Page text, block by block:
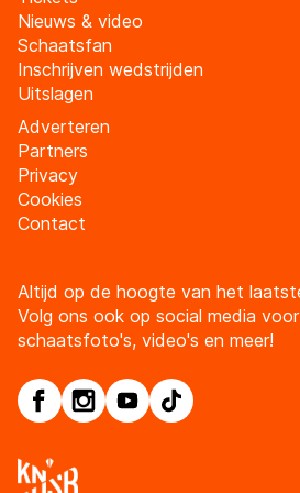
Nieuws & video
Schaatsfan
Inschrijven wedstrijden
Uitslagen
Adverteren
Partners
Privacy
Cookies
Contact
Altijd op de hoogte van het
Volg ons ook op social media voor
schaatsfoto's, video's en meer!